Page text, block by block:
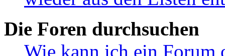
Die Foren durchsuchen
Wie kann ich ein Forum